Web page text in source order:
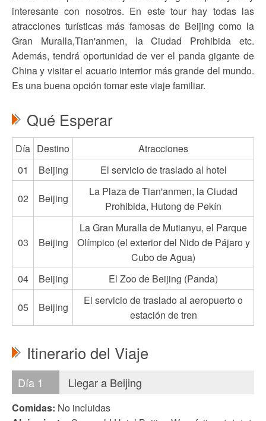
interesante con nosotros. En este tour hay todas las
atracciones turísticas más famosas de Beijing como la
Gran Muralla,Tian'anmen, la Ciudad Prohibida etc.
Además, tendrá oportunidad de ver el panda gigante de
China y visitar el acuario interrior más grande del mundo.
Es una buena opción tomar este viaje familiar.
Qué Esperar
Día Destino
Atracciones
01
Beijing El servicio de traslado al hotel
02 Beijing
La Plaza de Tian'anmen, la Ciudad
Prohibida, Hutong de Pekín
03 Beijing
La Gran Muralla de Mutianyu, el Parque
Olímpico (el exterior del Nido de Pájaro y
Cubo de Agua)
04
Beijing El Zoo de Beijing (Panda)
05 Beijing
El servicio de traslado al aeropuerto o
estación de tren
Itinerario del Viaje
Día 1 Llegar a Beijing
Comidas: No incluidas